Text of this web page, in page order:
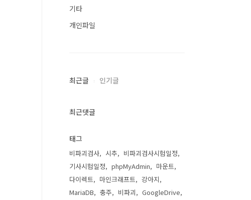
기타
개인파일
최근글 인기글
최근댓글
태그
비파괴검사 시추
비파괴검사시험일정
기사시험일정
phpMyAdmin
마운트
다이렉트
마인크래프트
강아지
MariaDB
충주 비파괴
GoogleDrive